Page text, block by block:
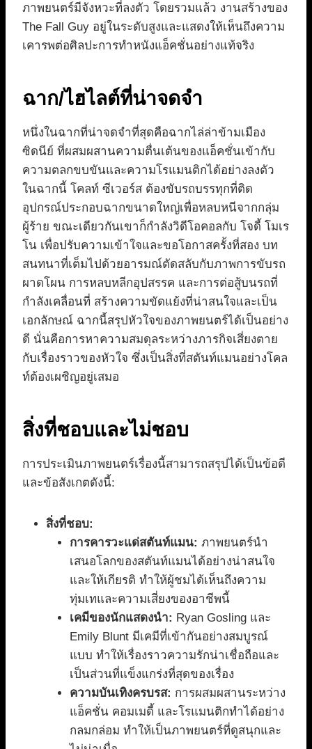
ภาพยนตร์มีจังหวะที่ลงตัว โดยรวมแล้ว งานสร้างของ
The Fall Guy อยู่ในระดับสูงและแสดงให้เห็นถึงความ
เคารพต่อศิลปะการทำหนังแอ็คชั่นอย่างแท้จริง
ฉาก/ไฮไลต์ที่น่าจดจำ
หนึ่งในฉากที่น่าจดจำที่สุดคือฉากไล่ล่าข้ามเมือง
ซิดนีย์ ที่ผสมผสานความตื่นเต้นของแอ็คชั่นเข้ากับ
ความตลกขบขันและความโรแมนติกได้อย่างลงตัว
ในฉากนี้ โคลท์ ซีเวอร์ส ต้องขับรถบรรทุกที่ติด
อุปกรณ์ประกอบฉากขนาดใหญ่เพื่อหลบหนีจากกลุ่ม
ผู้ร้าย ขณะเดียวกันเขาก็กำลังวิดีโอคอลกับ โจดี้ โมเร
โน เพื่อปรับความเข้าใจและขอโอกาสครั้งที่สอง บท
สนทนาที่เต็มไปด้วยอารมณ์ตัดสลับกับภาพการขับรถ
ผาดโผน การหลบหลีกอุปสรรค และการต่อสู้บนรถที่
กำลังเคลื่อนที่ สร้างความขัดแย้งที่น่าสนใจและเป็น
เอกลักษณ์ ฉากนี้สรุปหัวใจของภาพยนตร์ได้เป็นอย่าง
ดี นั่นคือการหาความสมดุลระหว่างภารกิจเสี่ยงตาย
กับเรื่องราวของหัวใจ ซึ่งเป็นสิ่งที่สตันท์แมนอย่างโคล
ท์ต้องเผชิญอยู่เสมอ
สิ่งที่ชอบและไม่ชอบ
การประเมินภาพยนตร์เรื่องนี้สามารถสรุปได้เป็นข้อดี
และข้อสังเกตดังนี้:
สิ่งที่ชอบ:
การคารวะแด่สตันท์แมน: ภาพยนตร์นำ
เสนอโลกของสตันท์แมนได้อย่างน่าสนใจ
และให้เกียรติ ทำให้ผู้ชมได้เห็นถึงความ
ทุ่มเทและความเสี่ยงของอาชีพนี้
เคมีของนักแสดงนำ: Ryan Gosling และ
Emily Blunt มีเคมีที่เข้ากันอย่างสมบูรณ์
แบบ ทำให้เรื่องราวความรักน่าเชื่อถือและ
เป็นส่วนที่แข็งแกร่งที่สุดของเรื่อง
ความบันเทิงครบรส: การผสมผสานระหว่าง
แอ็คชั่น คอมเมดี้ และโรแมนติกทำได้อย่าง
กลมกล่อม ทำให้เป็นภาพยนตร์ที่ดูสนุกและ